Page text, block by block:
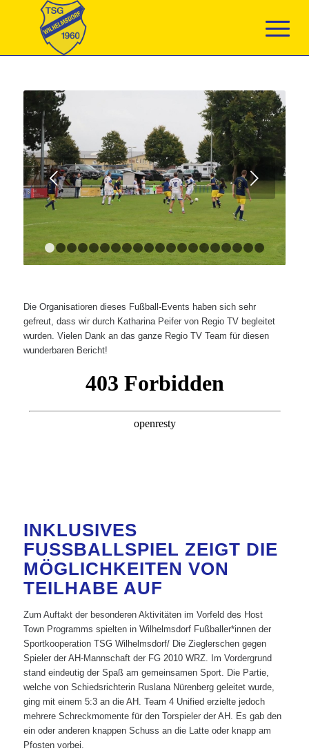
Weiter
1 2 3 4 5 6 7 8 9 1011 121314 15
Die Organisatioren dieses Fußball-Events haben sich sehr
gefreut, dass wir durch Katharina Peifer von Regio TV begleitet
wurden. Vielen Dank an das ganze Regio TV Team für diesen
wunderbaren Bericht!
INKLUSIVES
FUSSBALLSPIEL ZEIGT DIE M
ÖGLICHKEITEN VON T
EILHABE AUF
Zum Auftakt der besonderen Aktivitäten im Vorfeld des Host
Town Programms spielten in Wilhelmsdorf Fußballer*innen der
Sportkooperation TSG Wilhelmsdorf/ Die Zieglerschen gegen
Spieler der AH-Mannschaft der FG 2010 WRZ. Im Vordergrund
stand eindeutig der Spaß am gemeinsamen Sport. Die Partie,
welche von Schiedsrichterin Ruslana Nürenberg geleitet wurde,
ging mit einem 5:3 an die AH. Team 4 Unified erzielte jedoch
mehrere Schreckmomente für den Torspieler der AH. Es gab den
ein oder anderen knappen Schuss an die Latte oder knapp am
Pfosten vorbei.